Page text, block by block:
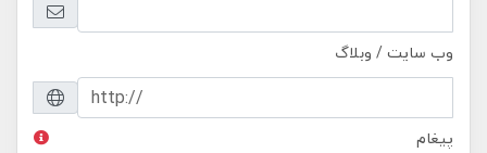
وب سایت / وبلاگ
پیغام